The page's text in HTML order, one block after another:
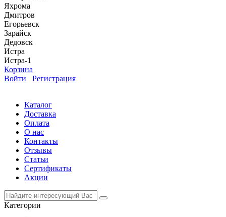
Яхрома
Дмитров
Егорьевск
Зарайск
Дедовск
Истра
Истра-1
Корзина
Войти
Регистрация
Каталог
Доставка
Оплата
О нас
Контакты
Отзывы
Статьи
Сертификаты
Акции
Категории